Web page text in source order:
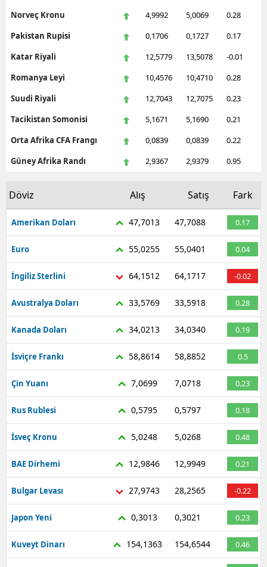
Norveç Kronu
4,9992 5,0069
0.28
Pakistan Rupisi
0,1706 0,1727
0.17
Katar Riyali
12,5779 13,5078
-0.01
Romanya Leyi
10,4576 10,4710
0.28
Suudi Riyali
12,7043 12,7075
0.23
Tacikistan Somonisi
5,1671 5,1690
0.21
Orta Afrika CFA Frangı
0,0839 0,0839
0.22
Güney Afrika Randı
2,9367 2,9379 0.95
Döviz Alış Satış Fark
Amerikan Doları 47,7013 47,7088 0.17
Euro 55,0255 55,0401 0.04
İngiliz Sterlini 64,1512 64,1717 -0.02
Avustralya Doları 33,5769 33,5918 0.28
Kanada Doları 34,0213 34,0340 0.19
İsviçre Frankı 58,8614 58,8852 0.5
Çin Yuanı 7,0699 7,0718 0.23
Rus Rublesi 0,5795 0,5797 0.18
İsveç Kronu 5,0248 5,0268 0.48
BAE Dirhemi 12,9846 12,9949 0.21
Bulgar Levası 27,9743 28,2565 -0.22
Japon Yeni 0,3013 0,3021 0.23
Kuveyt Dinarı 154,1363 154,6544 0.46